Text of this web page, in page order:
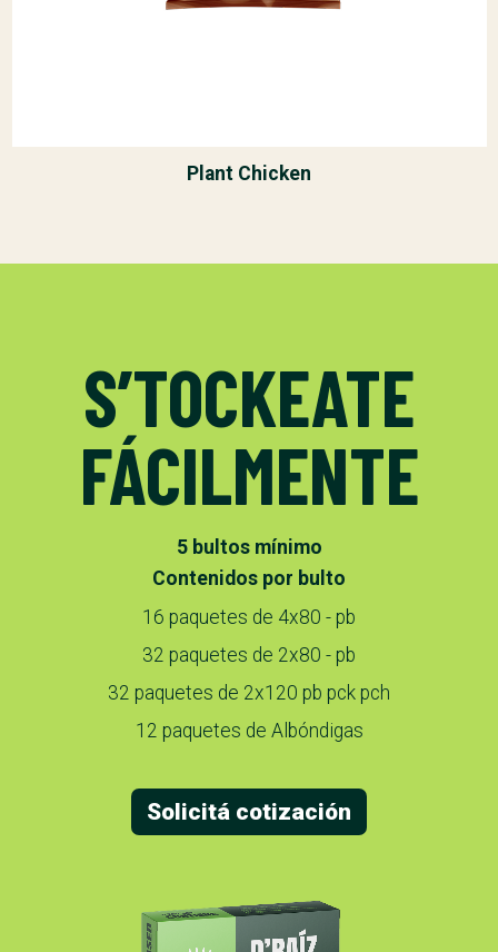
Plant Chicken
S’TOCKEATE
FÁCILMENTE
5 bultos mínimo
Contenidos por bulto
16 paquetes de 4x80 - pb
32 paquetes de 2x80 - pb
32 paquetes de 2x120 pb pck pch
12 paquetes de Albóndigas
Solicitá cotización